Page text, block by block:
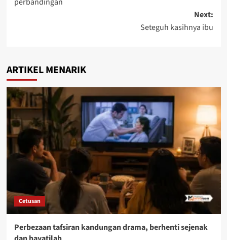
Next:
Seteguh kasihnya ibu
ARTIKEL MENARIK
Cetusan
Perbezaan tafsiran kandungan drama, berhenti sejenak